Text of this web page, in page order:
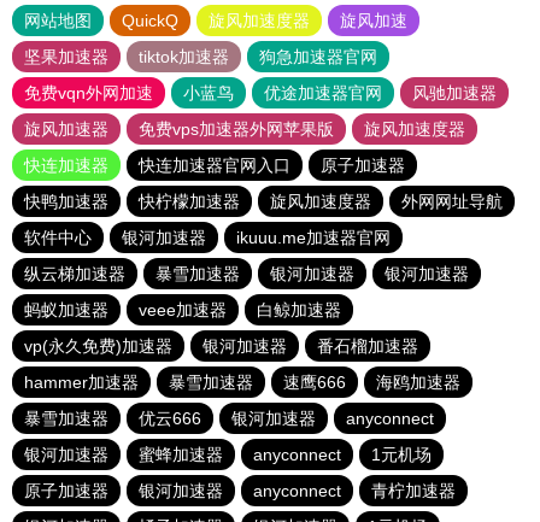
网站地图 QuickQ 旋风加速度器
旋风加速
坚果加速器
tiktok加速器
狗急加速器官网
免费vqn外网加速
小蓝鸟 优途加速器官网
风驰加速器
旋风加速器
免费vps加速器外网苹果版
旋风加速度器
快连加速器
快连加速器官网入口
原子加速器
快鸭加速器
快柠檬加速器 旋风加速度器
外网网址导航
软件中心
银河加速器
ikuuu.me加速器官网
纵云梯加速器
暴雪加速器 银河加速器
银河加速器
蚂蚁加速器
veee加速器
白鲸加速器
vp(永久免费)加速器
银河加速器
番石榴加速器
hammer加速器
暴雪加速器 速鹰666
海鸥加速器
暴雪加速器
优云666 银河加速器
anyconnect
银河加速器
蜜蜂加速器 anyconnect
1元机场
原子加速器
银河加速器 anyconnect
青柠加速器